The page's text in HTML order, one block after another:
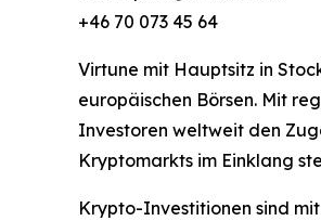
+46 70 073 45 64
Virtune mit Hauptsitz in
europäischen Börsen. Mit
Investoren weltweit den
Kryptomarkts im Einklang
Krypto-Investitionen sind